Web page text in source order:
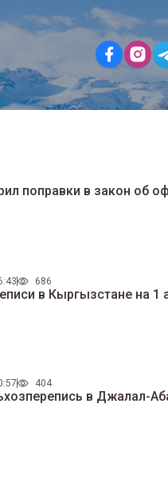
поправки в закон об
686
в Кыргызстане на 1
404
в Джалал-